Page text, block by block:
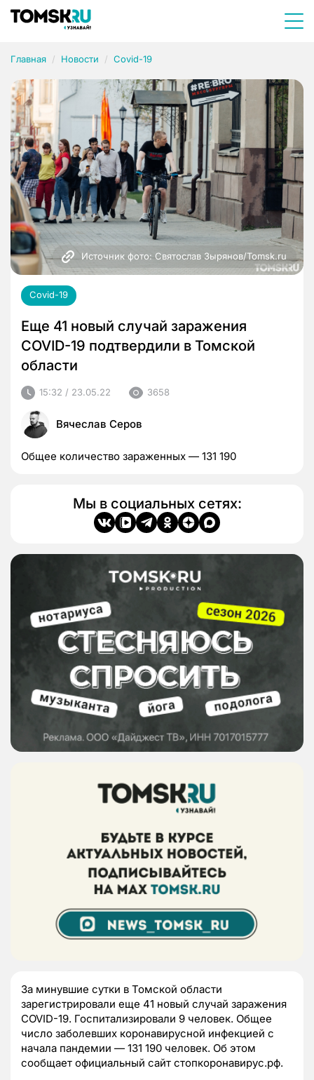
Главная Новости Covid-19
Источник фото: Святослав Зырянов/Tomsk.ru
Covid-19
Еще 41 новый случай заражения
COVID-19 подтвердили в Томской
области
15:32 / 23.05.22 3658
Вячеслав Серов
Общее количество зараженных — 131 190
Мы в социальных сетях:
За минувшие сутки в Томской области
зарегистрировали еще 41 новый случай заражения
COVID-19. Госпитализировали 9 человек. Общее
число заболевших коронавирусной инфекцией с
начала пандемии — 131 190 человек. Об этом
сообщает официальный сайт стопкоронавирус.рф.